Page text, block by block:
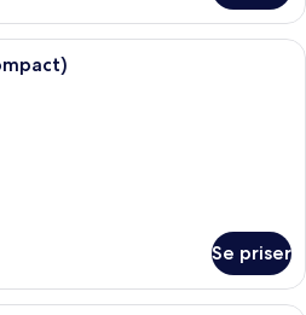
Ett hotellrum med en säng, ett
Se priser